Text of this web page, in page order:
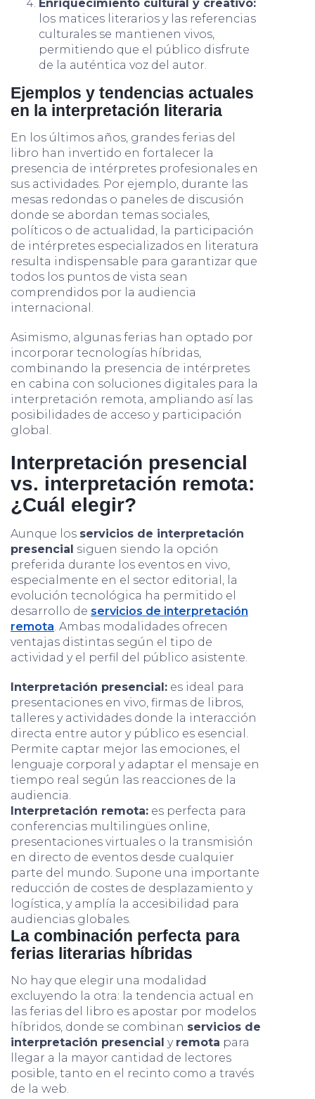
Enriquecimiento cultural y creativo:
los matices literarios y las referencias
culturales se mantienen vivos,
permitiendo que el público disfrute
de la auténtica voz del autor.
Ejemplos y tendencias actuales
en la interpretación literaria
En los últimos años, grandes ferias del
libro han invertido en fortalecer la
presencia de intérpretes profesionales en
sus actividades. Por ejemplo, durante las
mesas redondas o paneles de discusión
donde se abordan temas sociales,
políticos o de actualidad, la participación
de intérpretes especializados en literatura
resulta indispensable para garantizar que
todos los puntos de vista sean
comprendidos por la audiencia
internacional.
Asimismo, algunas ferias han optado por
incorporar tecnologías híbridas,
combinando la presencia de intérpretes
en cabina con soluciones digitales para la
interpretación remota, ampliando así las
posibilidades de acceso y participación
global.
Interpretación presencial
vs. interpretación remota:
¿Cuál elegir?
Aunque los servicios de interpretación
presencial siguen siendo la opción
preferida durante los eventos en vivo,
especialmente en el sector editorial, la
evolución tecnológica ha permitido el
desarrollo de servicios de interpretación
remota. Ambas modalidades ofrecen
ventajas distintas según el tipo de
actividad y el perfil del público asistente.
Interpretación presencial: es ideal para
presentaciones en vivo, firmas de libros,
talleres y actividades donde la interacción
directa entre autor y público es esencial.
Permite captar mejor las emociones, el
lenguaje corporal y adaptar el mensaje en
tiempo real según las reacciones de la
audiencia.
Interpretación remota: es perfecta para
conferencias multilingües online,
presentaciones virtuales o la transmisión
en directo de eventos desde cualquier
parte del mundo. Supone una importante
reducción de costes de desplazamiento y
logística, y amplía la accesibilidad para
audiencias globales.
La combinación perfecta para
ferias literarias híbridas
No hay que elegir una modalidad
excluyendo la otra: la tendencia actual en
las ferias del libro es apostar por modelos
híbridos, donde se combinan servicios de
interpretación presencial y remota para
llegar a la mayor cantidad de lectores
posible, tanto en el recinto como a través
de la web.